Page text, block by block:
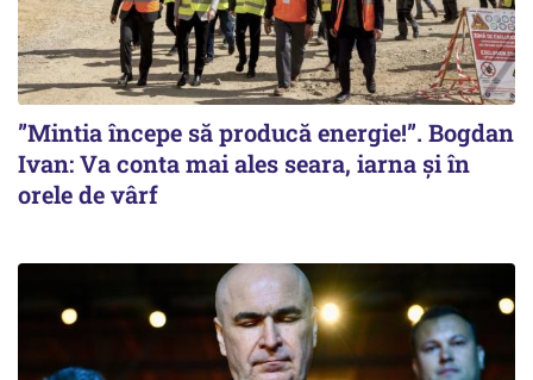
”Mintia începe să producă energie!”. Bogdan
Ivan: Va conta mai ales seara, iarna și în
orele de vârf